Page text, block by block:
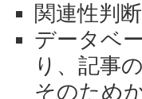
関連性判
データベ
り、記事
そのため